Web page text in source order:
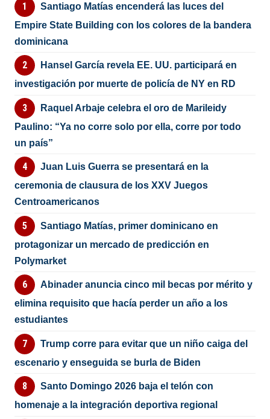
Santiago Matías encenderá las luces del
Empire State Building con los colores de la bandera
dominicana
Hansel García revela EE. UU. participará en
investigación por muerte de policía de NY en RD
Raquel Arbaje celebra el oro de Marileidy
Paulino: “Ya no corre solo por ella, corre por todo
un país”
Juan Luis Guerra se presentará en la
ceremonia de clausura de los XXV Juegos
Centroamericanos
Santiago Matías, primer dominicano en
protagonizar un mercado de predicción en
Polymarket
Abinader anuncia cinco mil becas por mérito y
elimina requisito que hacía perder un año a los
estudiantes
Trump corre para evitar que un niño caiga del
escenario y enseguida se burla de Biden
Santo Domingo 2026 baja el telón con
homenaje a la integración deportiva regional